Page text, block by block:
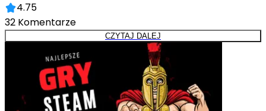
4.75
32 Komentarze
CZYTAJ DALEJ